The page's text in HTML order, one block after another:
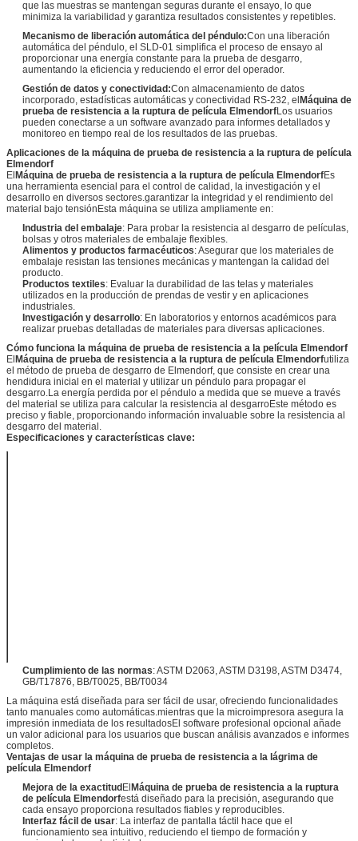
que las muestras se mantengan seguras durante el ensayo, lo que
minimiza la variabilidad y garantiza resultados consistentes y repetibles.
Mecanismo de liberación automática del péndulo:Con una liberación
automática del péndulo, el SLD-01 simplifica el proceso de ensayo al
proporcionar una energía constante para la prueba de desgarro,
aumentando la eficiencia y reduciendo el error del operador.
Gestión de datos y conectividad:Con almacenamiento de datos
incorporado, estadísticas automáticas y conectividad RS-232, elMáquina de
prueba de resistencia a la ruptura de película ElmendorfLos usuarios
pueden conectarse a un software avanzado para informes detallados y
monitoreo en tiempo real de los resultados de las pruebas.
Aplicaciones de la máquina de prueba de resistencia a la ruptura de película
Elmendorf
ElMáquina de prueba de resistencia a la ruptura de película ElmendorfEs
una herramienta esencial para el control de calidad, la investigación y el
desarrollo en diversos sectores.garantizar la integridad y el rendimiento del
material bajo tensiónEsta máquina se utiliza ampliamente en:
Industria del embalaje: Para probar la resistencia al desgarro de películas,
bolsas y otros materiales de embalaje flexibles.
Alimentos y productos farmacéuticos: Asegurar que los materiales de
embalaje resistan las tensiones mecánicas y mantengan la calidad del
producto.
Productos textiles: Evaluar la durabilidad de las telas y materiales
utilizados en la producción de prendas de vestir y en aplicaciones
industriales.
Investigación y desarrollo: En laboratorios y entornos académicos para
realizar pruebas detalladas de materiales para diversas aplicaciones.
Cómo funciona la máquina de prueba de resistencia a la película Elmendorf
ElMáquina de prueba de resistencia a la ruptura de película Elmendorfutiliza
el método de prueba de desgarro de Elmendorf, que consiste en crear una
hendidura inicial en el material y utilizar un péndulo para propagar el
desgarro.La energía perdida por el péndulo a medida que se mueve a través
del material se utiliza para calcular la resistencia al desgarroEste método es
preciso y fiable, proporcionando información invaluable sobre la resistencia al
desgarro del material.
Especificaciones y características clave:
Cumplimiento de las normas: ASTM D2063, ASTM D3198, ASTM D3474,
GB/T17876, BB/T0025, BB/T0034
La máquina está diseñada para ser fácil de usar, ofreciendo funcionalidades
tanto manuales como automáticas.mientras que la microimpresora asegura la
impresión inmediata de los resultadosEl software profesional opcional añade
un valor adicional para los usuarios que buscan análisis avanzados e informes
completos.
Ventajas de usar la máquina de prueba de resistencia a la lágrima de
película Elmendorf
Mejora de la exactitudElMáquina de prueba de resistencia a la ruptura
de película Elmendorfestá diseñado para la precisión, asegurando que
cada ensayo proporciona resultados fiables y reproducibles.
Interfaz fácil de usar: La interfaz de pantalla táctil hace que el
funcionamiento sea intuitivo, reduciendo el tiempo de formación y